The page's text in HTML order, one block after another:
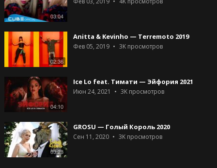
03:04
02:36
Anitta & Kevinho — Terremoto 2019
Фев 05, 2019 3Kпросмотров
04:10
Ice Lo feat. Тимати — Эйфория 2021
Июн 24, 2021 3Kпросмотров
03:28
GROSU — Голый Король 2020
Сен 11, 2020 3Kпросмотров